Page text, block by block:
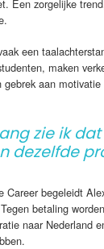
Een zorgelijke
een
maken
gebrek aan
zie ik
dezelfde
Career begeleidt
betaling
naar Nederland